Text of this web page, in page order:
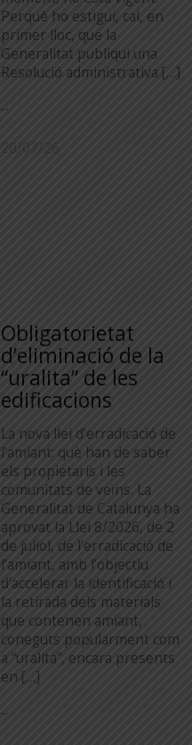
Perquè ho estigui, cal, en
primer lloc, que la
Generalitat publiqui una
Resolució administrativa […]
...
20/07/26
Obligatorietat
d’eliminació de la
“uralita” de les
edificacions
La nova llei d’erradicació de
l’amiant: què han de saber
els propietaris i les
comunitats de veïns. La
Generalitat de Catalunya ha
aprovat la Llei 8/2026, de 2
de juliol, de l’erradicació de
l’amiant, amb l’objectiu
d’accelerar la identificació i
la retirada dels materials
que contenen amiant,
coneguts popularment com
a “uralita”, encara presents
en […]
...